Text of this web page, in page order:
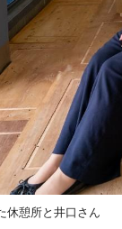
休憩所と井口さん